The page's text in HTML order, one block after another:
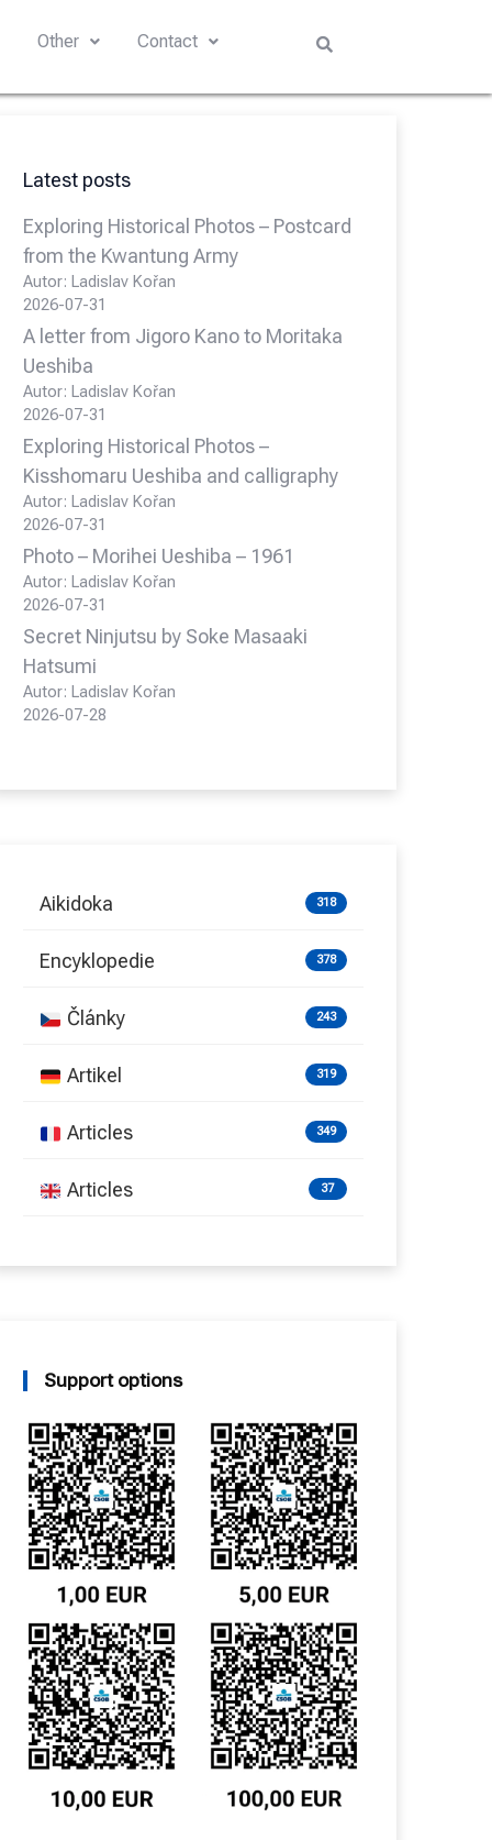
Other Contact
Latest posts
Exploring Historical Photos – Postcard
from the Kwantung Army
Autor: Ladislav Kořan
2026-07-31
A letter from Jigoro Kano to Moritaka
Ueshiba
Autor: Ladislav Kořan
2026-07-31
Exploring Historical Photos –
Kisshomaru Ueshiba and calligraphy
Autor: Ladislav Kořan
2026-07-31
Photo – Morihei Ueshiba – 1961
Autor: Ladislav Kořan
2026-07-31
Secret Ninjutsu by Soke Masaaki
Hatsumi
Autor: Ladislav Kořan
2026-07-28
Aikidoka 318
Encyklopedie 378
Články 243
Artikel 319
Articles 349
Articles 37
Support options